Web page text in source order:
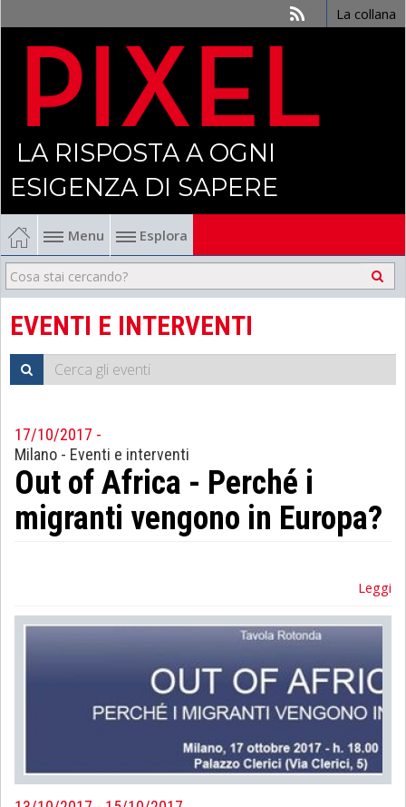
La collana
LA RISPOSTA A OGNI
ESIGENZA DI SAPERE
Menu Esplora
Economia
Management
Finanza
Sociologia
Filosofia
Storia
EVENTI E INTERVENTI
17/10/2017 -
Milano - Eventi e interventi
Out of Africa - Perché i
migranti vengono in Europa?
Leggi